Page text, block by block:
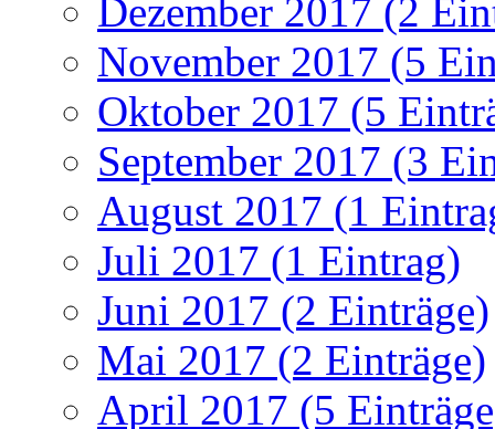
Dezember 2017 (2
November 2017 (5
Oktober 2017 (5
September 2017 (3
August 2017 (1
Juli 2017 (1 Eintrag)
Juni 2017 (2 Einträge)
Mai 2017 (2 Einträge)
April 2017 (5